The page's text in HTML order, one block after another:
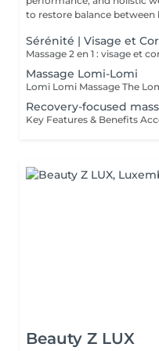
to restore balance between
Sérénité | Visage et
Massage Lomi-Lomi
Recovery-focused
Beauty Z LUX